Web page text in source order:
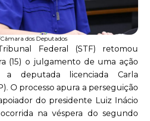
dos Deputados
Federal (STF) retomou
(15) o julgamento de uma ação
a deputada licenciada Carla
O processo apura a perseguição
do presidente Luiz Inácio
na véspera do segundo